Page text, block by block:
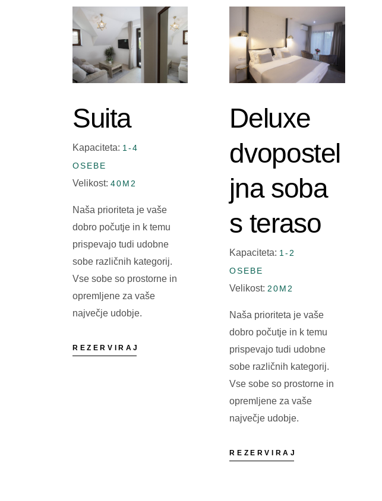
Suita
Kapaciteta: 1-4
OSEBE
Velikost: 40M2
Naša prioriteta je vaše
dobro počutje in k temu
prispevajo tudi udobne
sobe različnih kategorij.
Vse sobe so prostorne in
opremljene za vaše
največje udobje.
REZERVIRAJ
Deluxe
dvopostel
jna soba
s teraso
Kapaciteta: 1-2
OSEBE
Velikost: 20M2
Naša prioriteta je vaše
dobro počutje in k temu
prispevajo tudi udobne
sobe različnih kategorij.
Vse sobe so prostorne in
opremljene za vaše
največje udobje.
REZERVIRAJ